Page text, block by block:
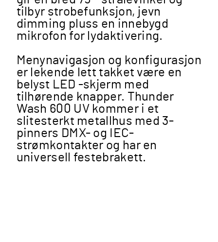
tilbyr strobefunksjon, jevn
dimming pluss en innebygd
mikrofon for lydaktivering.
Menynavigasjon og konfigurasjon
er lekende lett takket være en
belyst LED -skjerm med
tilhørende knapper. Thunder
Wash 600 UV kommer i et
slitesterkt metallhus med 3-
pinners DMX- og IEC-
strømkontakter og har en
universell festebrakett.